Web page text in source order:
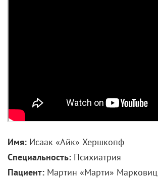
Имя: Исаак «Айк» Хершкопф
Специальность: Психиатрия
Пациент: Мартин «Марти» Марковиц